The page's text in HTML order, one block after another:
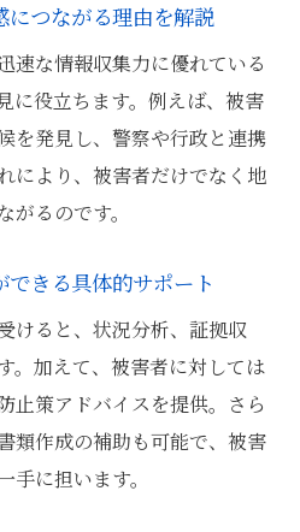
つながる理由を解説
速な情報収集力に優れている
に役立ちます。例えば、被害
を発見し、警察や行政と連携
により、被害者だけでなく地
るのです。
きる具体的サポート
けると、状況分析、証拠収
。加えて、被害者に対しては
止策アドバイスを提供。さら
類作成の補助も可能で、被害
に担います。